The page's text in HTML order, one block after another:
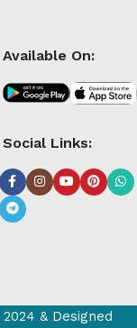
Available On:
Social Links:
2024 & Designed